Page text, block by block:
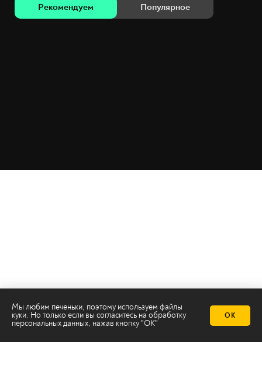
Рекомендуем Популярное
Мы любим печеньки, поэтому используем файлы
куки. Но только если вы согласитесь на обработку
персональных данных, нажав кнопку "ОК"
ОК
Онлайн-эфир